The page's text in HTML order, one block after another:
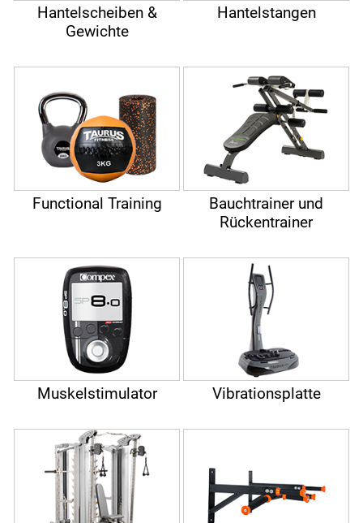
Hantelscheiben &
Gewichte
Hantelstangen
Functional Training
Bauchtrainer und
Rückentrainer
Muskelstimulator Vibrationsplatte